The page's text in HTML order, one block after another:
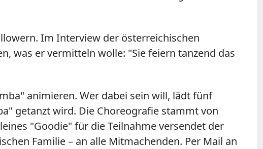
Im Interview der österreichischen
was er vermitteln wolle: "Sie feiern tanzend das
animieren. Wer dabei sein will, lädt fünf
getanzt wird. Die Choreografie stammt von
"Goodie" für die Teilnahme versendet der
Familie – an alle Mitmachenden. Per Mail an